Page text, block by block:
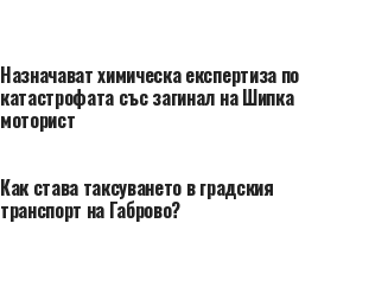
Назначават химическа експертиза по
катастрофата със загинал на Шипка
моторист
Как става таксуването в градския
транспорт на Габрово?